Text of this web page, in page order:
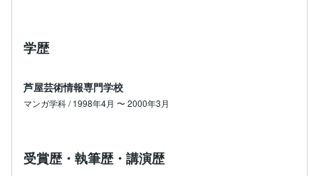
学歴
芦屋芸術情報専門学校
マンガ学科 / 1998年4月 〜 2000年3月
受賞歴・執筆歴・講演歴